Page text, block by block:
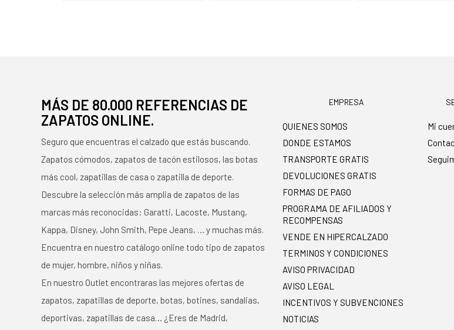
MÁS DE 80.000 REFERENCIAS DE
ZAPATOS ONLINE.
Seguro que encuentras el calzado que estás buscando.
Zapatos cómodos, zapatos de tacón estilosos, las botas
más cool, zapatillas de casa o zapatilla de deporte.
Descubre la selección más amplia de zapatos de las
marcas más reconocidas: Garatti, Lacoste, Mustang,
Kappa, Disney, John Smith, Pepe Jeans, … y muchas más.
Encuentra en nuestro catálogo online todo tipo de zapatos
de mujer, hombre, niños y niñas.
En nuestro Outlet encontraras las mejores ofertas de
zapatos, zapatillas de deporte, botas, botines, sandalias,
deportivas, zapatillas de casa… ¿Eres de Madrid,
EMPRESA
QUIENES SOMOS
DONDE ESTAMOS
TRANSPORTE GRATIS
DEVOLUCIONES GRATIS
FORMAS DE PAGO
PROGRAMA DE AFILIADOS Y
RECOMPENSAS
VENDE EN HIPERCALZADO
TERMINOS Y CONDICIONES
AVISO PRIVACIDAD
AVISO LEGAL
INCENTIVOS Y SUBVENCIONES
NOTICIAS
Mi